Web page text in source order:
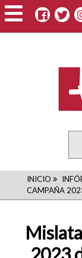
Pasar
al
contenido
INICIO
CAMPAÑA